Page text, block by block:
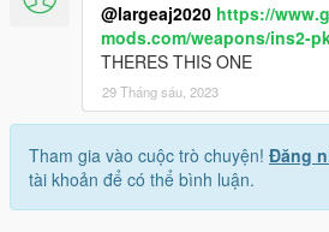
@largeaj2020 https://
mods.com/weapons/ins2-
THERES THIS ONE
29 Tháng sáu, 2023
Tham gia vào cuộc trò chuyện! Đăng
tài khoản để có thể bình luận.